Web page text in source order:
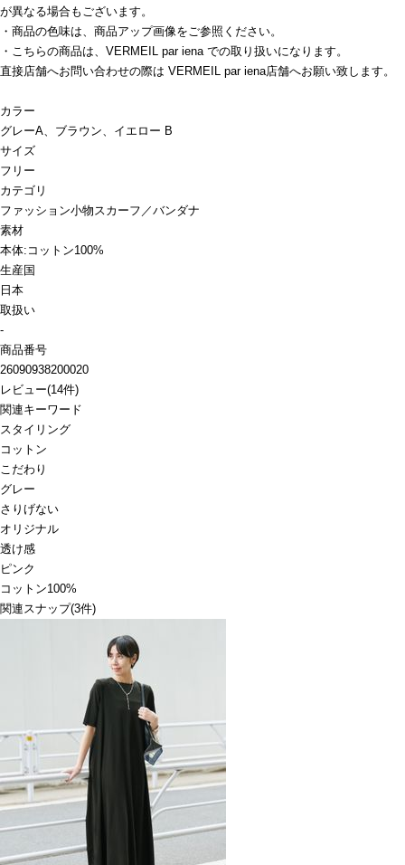
が異なる場合もございます。
・商品の色味は、商品アップ画像をご参照ください。
・こちらの商品は、VERMEIL par iena での取り扱いになります。
直接店舗へお問い合わせの際は VERMEIL par iena店舗へお願い致します。
カラー
グレーA、ブラウン、イエロー B
サイズ
フリー
カテゴリ
ファッション小物スカーフ／バンダナ
素材
本体:コットン100%
生産国
日本
取扱い
-
商品番号
26090938200020
レビュー(14件)
関連キーワード
スタイリング
コットン
こだわり
グレー
さりげない
オリジナル
透け感
ピンク
コットン100%
関連スナップ(3件)